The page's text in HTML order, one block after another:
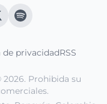
de privacidadRSS
Prohibida su